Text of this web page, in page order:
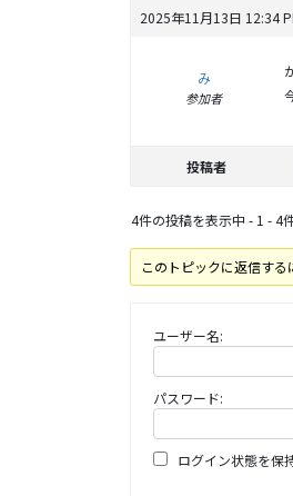
2025年11月13日 12:34
み
参加者
投稿者
4件の投稿を表示中 - 1 - 4
このトピックに返信する
ユーザー名:
パスワード:
ログイン状態を保